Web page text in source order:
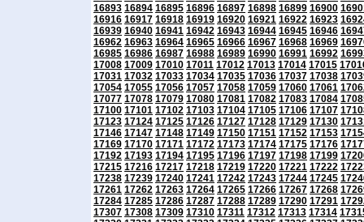
16893 16894 16895 16896 16897 16898 16899 16900
16916 16917 16918 16919 16920 16921 16922 16923
16939 16940 16941 16942 16943 16944 16945 16946
16962 16963 16964 16965 16966 16967 16968 16969
16985 16986 16987 16988 16989 16990 16991 16992
17008 17009 17010 17011 17012 17013 17014 17015
17031 17032 17033 17034 17035 17036 17037 17038
17054 17055 17056 17057 17058 17059 17060 17061
17077 17078 17079 17080 17081 17082 17083 17084
17100 17101 17102 17103 17104 17105 17106 17107
17123 17124 17125 17126 17127 17128 17129 17130
17146 17147 17148 17149 17150 17151 17152 17153
17169 17170 17171 17172 17173 17174 17175 17176
17192 17193 17194 17195 17196 17197 17198 17199
17215 17216 17217 17218 17219 17220 17221 17222
17238 17239 17240 17241 17242 17243 17244 17245
17261 17262 17263 17264 17265 17266 17267 17268
17284 17285 17286 17287 17288 17289 17290 17291
17307 17308 17309 17310 17311 17312 17313 17314